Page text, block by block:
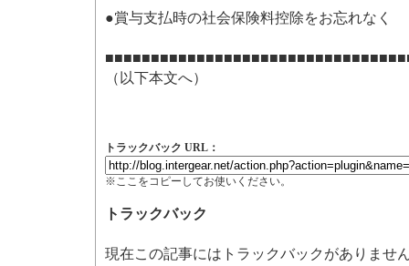
●賞与支払時の社会保険料控除をお忘れなく
（以下本文へ）
トラックバック URL：
※ここをコピーしてお使いください。
トラックバック
現在この記事にはトラックバックがありませ